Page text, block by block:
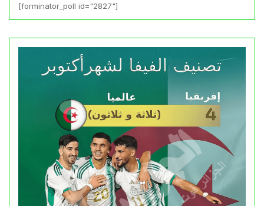
[forminator_poll id="2827"]